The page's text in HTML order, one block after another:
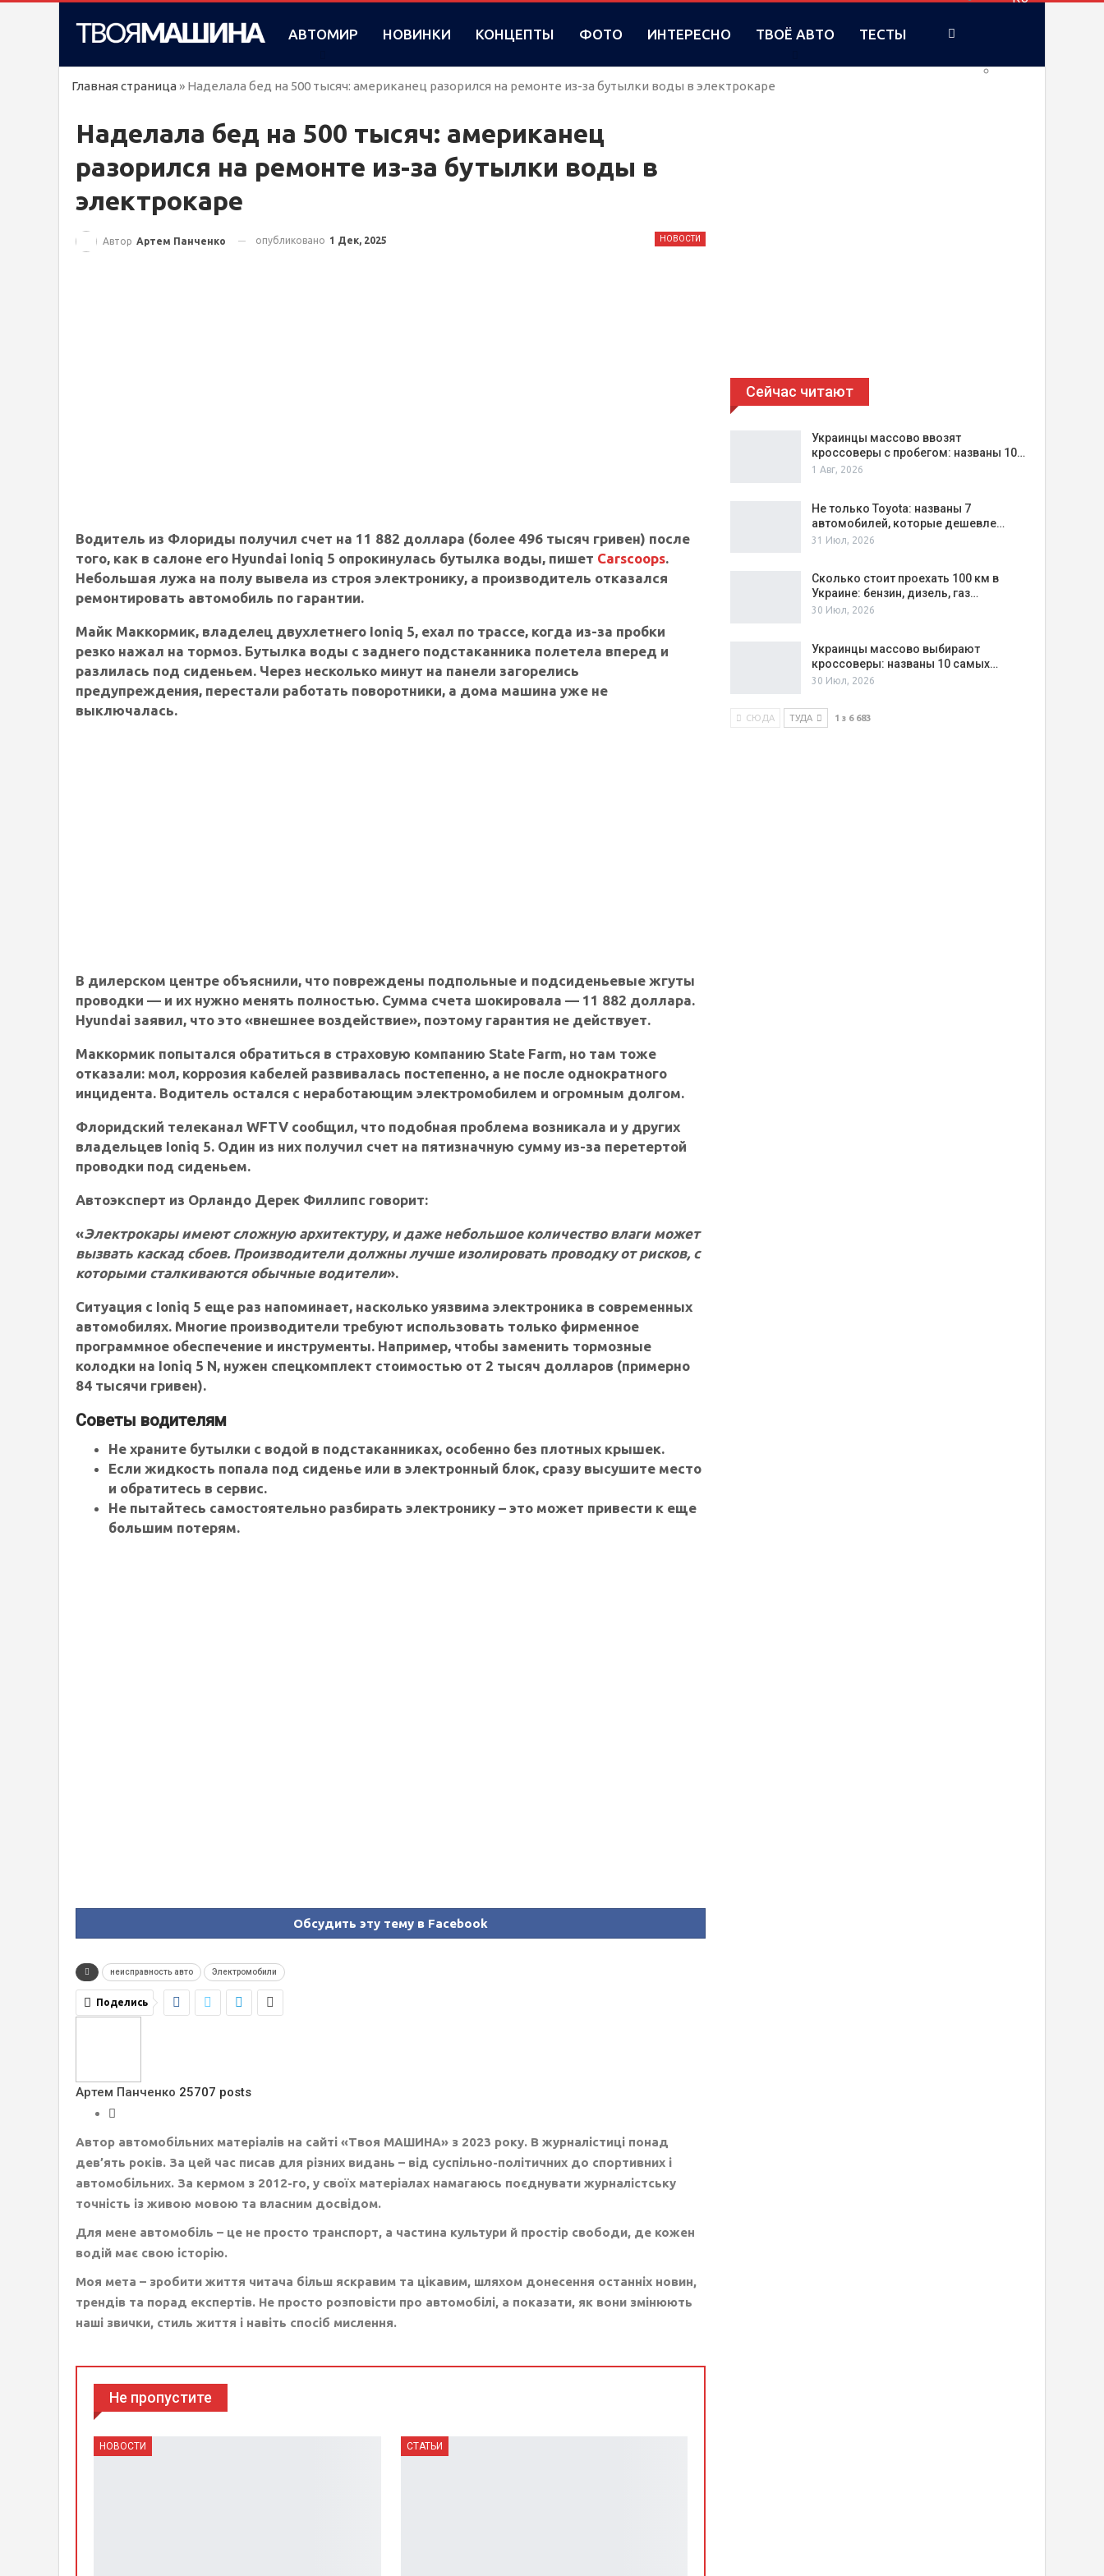
UA
АВТОМИР НОВИНКИ КОНЦЕПТЫ ФОТО ИНТЕРЕСНО ТВОЁ АВТО ТЕСТЫ
Главная страница » Наделала бед на 500 тысяч: американец разорился на ремонте из-за бутылки воды в электрокаре
Наделала бед на 500 тысяч: американец
разорился на ремонте из-за бутылки воды в
электрокаре
НОВОСТИ
Автор Артем Панченко опубликовано 1 Дек, 2025
Водитель из Флориды получил счет на 11 882 доллара (более 496 тысяч гривен) после
того, как в салоне его Hyundai Ioniq 5 опрокинулась бутылка воды, пишет Carscoops.
Небольшая лужа на полу вывела из строя электронику, а производитель отказался
ремонтировать автомобиль по гарантии.
Майк Маккормик, владелец двухлетнего Ioniq 5, ехал по трассе, когда из-за пробки
резко нажал на тормоз. Бутылка воды с заднего подстаканника полетела вперед и
разлилась под сиденьем. Через несколько минут на панели загорелись
предупреждения, перестали работать поворотники, а дома машина уже не
выключалась.
В дилерском центре объяснили, что повреждены подпольные и подсиденьевые жгуты
проводки — и их нужно менять полностью. Сумма счета шокировала — 11 882 доллара.
Hyundai заявил, что это «внешнее воздействие», поэтому гарантия не действует.
Маккормик попытался обратиться в страховую компанию State Farm, но там тоже
отказали: мол, коррозия кабелей развивалась постепенно, а не после однократного
инцидента. Водитель остался с неработающим электромобилем и огромным долгом.
Флоридский телеканал WFTV сообщил, что подобная проблема возникала и у других
владельцев Ioniq 5. Один из них получил счет на пятизначную сумму из-за перетертой
проводки под сиденьем.
Автоэксперт из Орландо Дерек Филлипс говорит:
«Электрокары имеют сложную архитектуру, и даже небольшое количество влаги может
вызвать каскад сбоев. Производители должны лучше изолировать проводку от рисков, с
которыми сталкиваются обычные водители».
Ситуация с Ioniq 5 еще раз напоминает, насколько уязвима электроника в современных
автомобилях. Многие производители требуют использовать только фирменное
программное обеспечение и инструменты. Например, чтобы заменить тормозные
колодки на Ioniq 5 N, нужен спецкомплект стоимостью от 2 тысяч долларов (примерно
84 тысячи гривен).
Советы водителям
Не храните бутылки с водой в подстаканниках, особенно без плотных крышек.
Если жидкость попала под сиденье или в электронный блок, сразу высушите место
и обратитесь в сервис.
Не пытайтесь самостоятельно разбирать электронику – это может привести к еще
большим потерям.
Обсудить эту тему в Facebook
неисправность авто Электромобили
Поделись
Артем Панченко 25707 posts
Автор автомобільних матеріалів на сайті «Твоя МАШИНА» з 2023 року. В журналістиці понад
дев’ять років. За цей час писав для різних видань – від суспільно-політичних до спортивних і
автомобільних. За кермом з 2012-го, у своїх матеріалах намагаюсь поєднувати журналістську
точність із живою мовою та власним досвідом.
Для мене автомобіль – це не просто транспорт, а частина культури й простір свободи, де кожен
водій має свою історію.
Моя мета – зробити життя читача більш яскравим та цікавим, шляхом донесення останніх новин,
трендів та порад експертів. Не просто розповісти про автомобілі, а показати, як вони змінюють
наші звички, стиль життя і навіть спосіб мислення.
Не пропустите
НОВОСТИ СТАТЬИ
Сейчас читают
Украинцы массово ввозят
кроссоверы с пробегом: названы 10…
1 Авг, 2026
Не только Toyota: названы 7
автомобилей, которые дешевле…
31 Июл, 2026
Сколько стоит проехать 100 км в
Украине: бензин, дизель, газ…
30 Июл, 2026
Украинцы массово выбирают
кроссоверы: названы 10 самых…
30 Июл, 2026
СЮДА ТУДА 1 з 6 683